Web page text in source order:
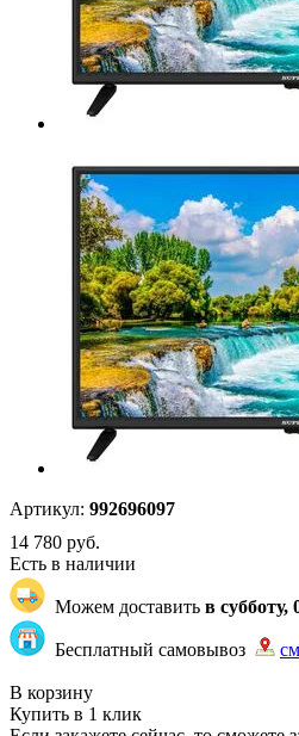
Артикул: 992696097
14 780 руб.
Есть в наличии
Можем доставить в субботу,
Бесплатный самовывоз
В корзину
Купить в 1 клик